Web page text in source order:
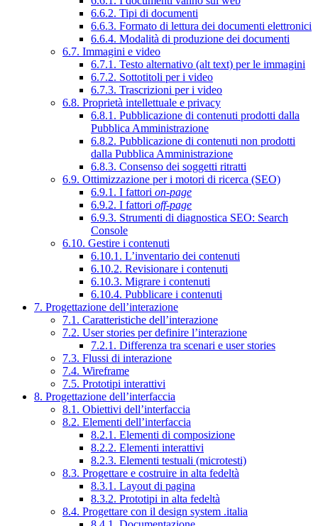
6.6.2. Tipi di documenti
6.6.3. Formato di lettura dei documenti elettronici
6.6.4. Modalità di produzione dei documenti
6.7. Immagini e video
6.7.1. Testo alternativo (alt text) per le immagini
6.7.2. Sottotitoli per i video
6.7.3. Trascrizioni per i video
6.8. Proprietà intellettuale e privacy
6.8.1. Pubblicazione di contenuti prodotti dalla
Pubblica Amministrazione
6.8.2. Pubblicazione di contenuti non prodotti
dalla Pubblica Amministrazione
6.8.3. Consenso dei soggetti ritratti
6.9. Ottimizzazione per i motori di ricerca (SEO)
6.9.1. I fattori on-page
6.9.2. I fattori off-page
6.9.3. Strumenti di diagnostica SEO: Search
Console
6.10. Gestire i contenuti
6.10.1. L’inventario dei contenuti
6.10.2. Revisionare i contenuti
6.10.3. Migrare i contenuti
6.10.4. Pubblicare i contenuti
7. Progettazione dell’interazione
7.1. Caratteristiche dell’interazione
7.2. User stories per definire l’interazione
7.2.1. Differenza tra scenari e user stories
7.3. Flussi di interazione
7.4. Wireframe
7.5. Prototipi interattivi
8. Progettazione dell’interfaccia
8.1. Obiettivi dell’interfaccia
8.2. Elementi dell’interfaccia
8.2.1. Elementi di composizione
8.2.2. Elementi interattivi
8.2.3. Elementi testuali (microtesti)
8.3. Progettare e costruire in alta fedeltà
8.3.1. Layout di pagina
8.3.2. Prototipi in alta fedeltà
8.4. Progettare con il design system .italia